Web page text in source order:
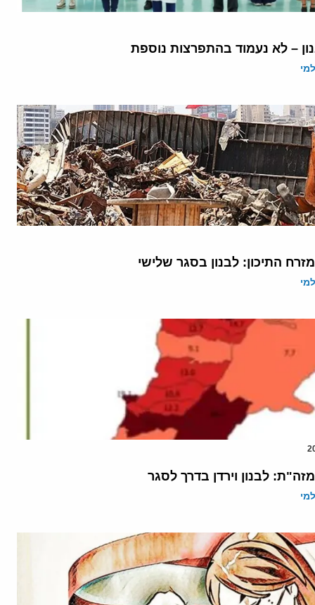
– לא נעמוד בהתפרצות נוספת
התיכון: לבנון בסגר שלישי
לבנון וירדן בדרך לסגר